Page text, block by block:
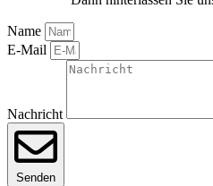
Name
E-Mail
Nachricht
Senden